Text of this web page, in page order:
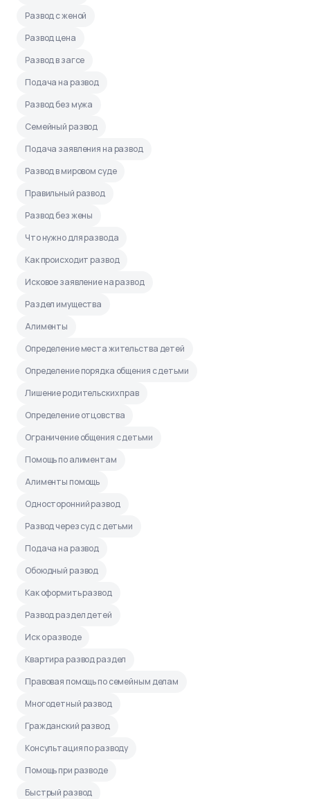
Развод с женой
Развод цена
Развод в загсе
Подача на развод
Развод без мужа
Семейный развод
Подача заявления на развод
Развод в мировом суде
Правильный развод
Развод без жены
Что нужно для развода
Как происходит развод
Исковое заявление на развод
Раздел имущества
Алименты
Определение места жительства детей
Определение порядка общения с детьми
Лишение родительских прав
Определение отцовства
Ограничение общения с детьми
Помощь по алиментам
Алименты помощь
Односторонний развод
Развод через суд с детьми
Подача на развод
Обоюдный развод
Как оформить развод
Развод раздел детей
Иск о разводе
Квартира развод раздел
Правовая помощь по семейным делам
Многодетный развод
Гражданский развод
Консультация по разводу
Помощь при разводе
Быстрый развод